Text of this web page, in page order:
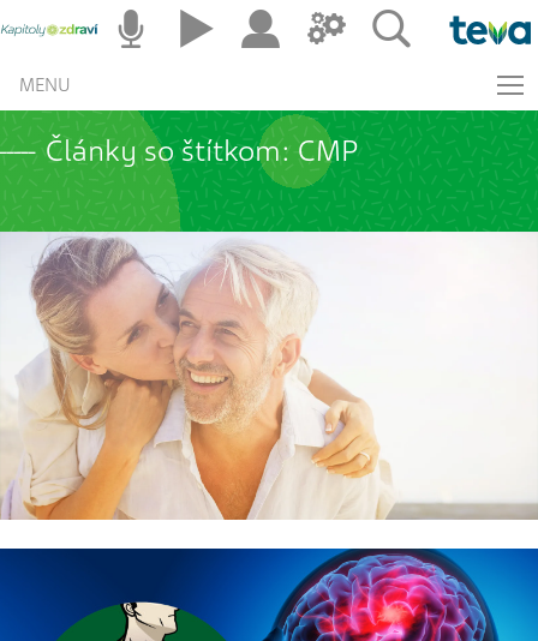
MENU
Články so štítkom: CMP